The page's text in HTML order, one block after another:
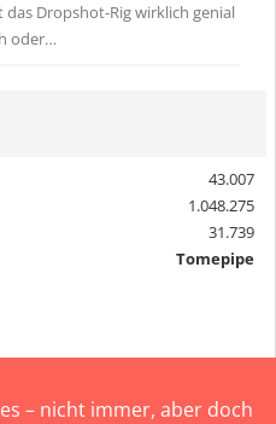
Dropshot-Rig wirklich genial
oder…
43.007
1.048.275
31.739
Tomepipe
– nicht immer, aber doch